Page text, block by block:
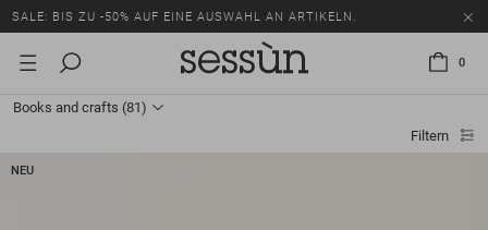
SALE: BIS ZU -50% AUF EINE AUSWAHL AN ARTIKELN.
0
Books and crafts (81)
Filtern
NEU